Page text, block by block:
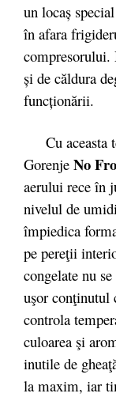
un locaş
în afara
compresorului.
şi de căldura
funcţionării.
Cu aceasta
Gorenje No
aerului rece în
nivelul de
împiedica
pe pereţii
congelate nu
uşor conţinutul
controla
culoarea şi
inutile de
la maxim, iar